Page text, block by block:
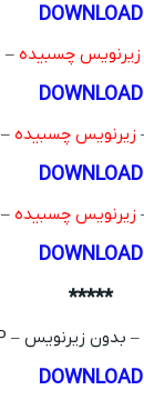
DOWNLOAD
زیرنویس چسبیده – 1080P
DOWNLOAD
زیرنویس چسبیده – 720P
DOWNLOAD
زیرنویس چسبیده – 480P
DOWNLOAD
*****
DOWNLOAD